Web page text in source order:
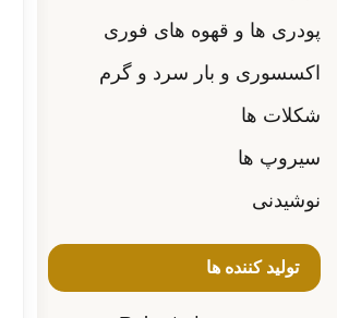
پودری ها و قهوه های فوری
اکسسوری و بار سرد و گرم
شکلات ها
سیروپ ها
نوشیدنی
تولید کننده ها